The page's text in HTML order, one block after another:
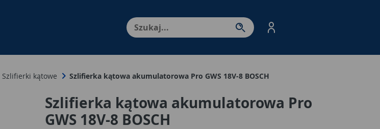
Menu Produktów, nawigacja: Enter - przejdź do strony produktów. Spacja – otwórz/
Szlifierki kątowe Szlifierka kątowa akumulatorowa Pro GWS 18V-8 BOSCH
Szlifierka kątowa akumulatorowa Pro
GWS 18V-8 BOSCH